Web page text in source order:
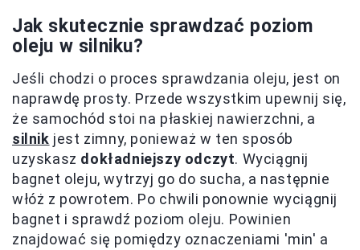
Jak skutecznie sprawdzać poziom
oleju w silniku?
Jeśli chodzi o proces sprawdzania oleju, jest on
naprawdę prosty. Przede wszystkim upewnij się,
że samochód stoi na płaskiej nawierzchni, a
silnik jest zimny, ponieważ w ten sposób
uzyskasz dokładniejszy odczyt. Wyciągnij
bagnet oleju, wytrzyj go do sucha, a następnie
włóż z powrotem. Po chwili ponownie wyciągnij
bagnet i sprawdź poziom oleju. Powinien
znajdować się pomiędzy oznaczeniami 'min' a